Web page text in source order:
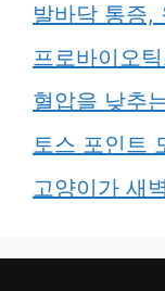
발바닥 통증,
프로바이오
혈압을 낮추
토스 포인트
고양이가 새